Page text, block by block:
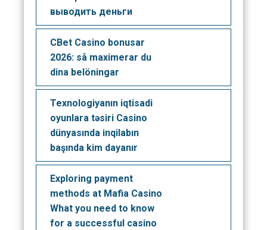
выводить деньги
CBet Casino bonusar
2026: så maximerar du
dina belöningar
Texnologiyanın iqtisadi
oyunlara təsiri Casino
dünyasında inqilabın
başında kim dayanır
Exploring payment
methods at Mafia Casino
What you need to know
for a successful casino